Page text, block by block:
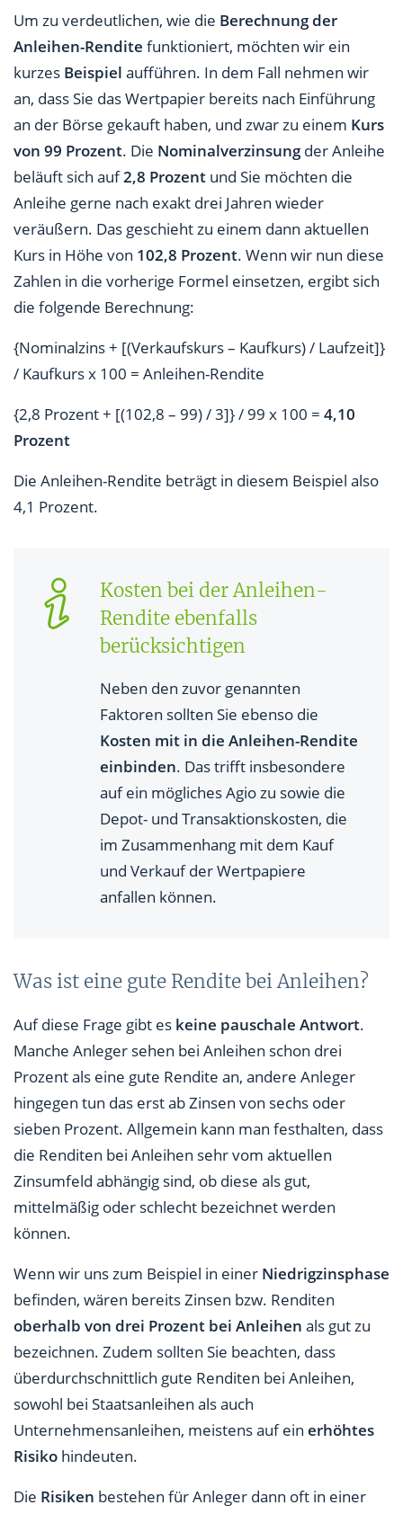
Um zu verdeutlichen, wie die Berechnung der
Anleihen-Rendite funktioniert, möchten wir ein
kurzes Beispiel aufführen. In dem Fall nehmen wir
an, dass Sie das Wertpapier bereits nach Einführung
an der Börse gekauft haben, und zwar zu einem Kurs
von 99 Prozent. Die Nominalverzinsungder Anleihe
beläuft sich auf2,8 Prozent und Sie möchten die
Anleihe gerne nach exakt drei Jahren wieder
veräußern. Das geschieht zu einem dann aktuellen
Kurs in Höhe von 102,8 Prozent. Wenn wir nun diese
Zahlen in die vorherige Formel einsetzen, ergibt sich
die folgende Berechnung:
{Nominalzins + [(Verkaufskurs – Kaufkurs) / Laufzeit]}
/ Kaufkurs x 100 = Anleihen-Rendite
{2,8 Prozent + [(102,8 – 99) / 3]} / 99 x 100 = 4,10
Prozent
Die Anleihen-Rendite beträgt in diesem Beispiel also
4,1 Prozent.
Kosten bei der Anleihen-
Rendite ebenfalls
berücksichtigen
Neben den zuvor genannten
Faktoren sollten Sie ebenso die
Kosten mit in die Anleihen-Rendite
einbinden. Das trifft insbesondere
auf ein mögliches Agio zu sowie die
Depot- und Transaktionskosten, die
im Zusammenhang mit dem Kauf
und Verkauf der Wertpapiere
anfallen können.
Was ist eine gute Rendite bei Anleihen?
Auf diese Frage gibt es keine pauschale Antwort.
Manche Anleger sehen bei Anleihen schon drei
Prozent als eine gute Rendite an, andere Anleger
hingegen tun das erst ab Zinsen von sechs oder
sieben Prozent. Allgemein kann man festhalten, dass
die Renditen bei Anleihen sehr vom aktuellen
Zinsumfeld abhängig sind, ob diese als gut,
mittelmäßig oder schlecht bezeichnet werden
können.
Wenn wir uns zum Beispiel in einer Niedrigzinsphase
befinden, wären bereits Zinsen bzw. Renditen
oberhalb von drei Prozent bei Anleihen als gut zu
bezeichnen. Zudem sollten Sie beachten, dass
überdurchschnittlich gute Renditen bei Anleihen,
sowohl bei Staatsanleihen als auch
Unternehmensanleihen, meistens auf ein erhöhtes
Risiko hindeuten.
Die Risiken bestehen für Anleger dann oft in einer